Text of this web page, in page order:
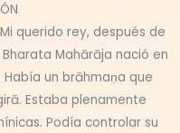
querido rey, después de
Mahārāja nació en
un brāhmaṇa que
Estaba plenamente
Podía controlar su